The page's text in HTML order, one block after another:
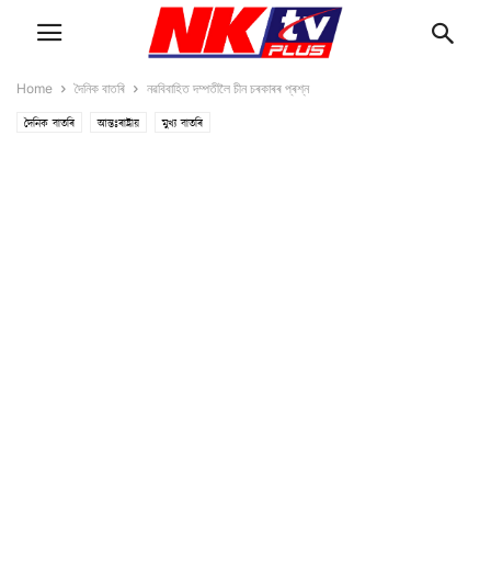
Home দৈনিক বাতৰি নৱবিবাহিত দম্পতীলৈ চীন চৰকাৰৰ প্ৰশ্ন
দৈনিক বাতৰি আন্তঃৰাষ্ট্ৰীয় মুখ্য বাতৰি